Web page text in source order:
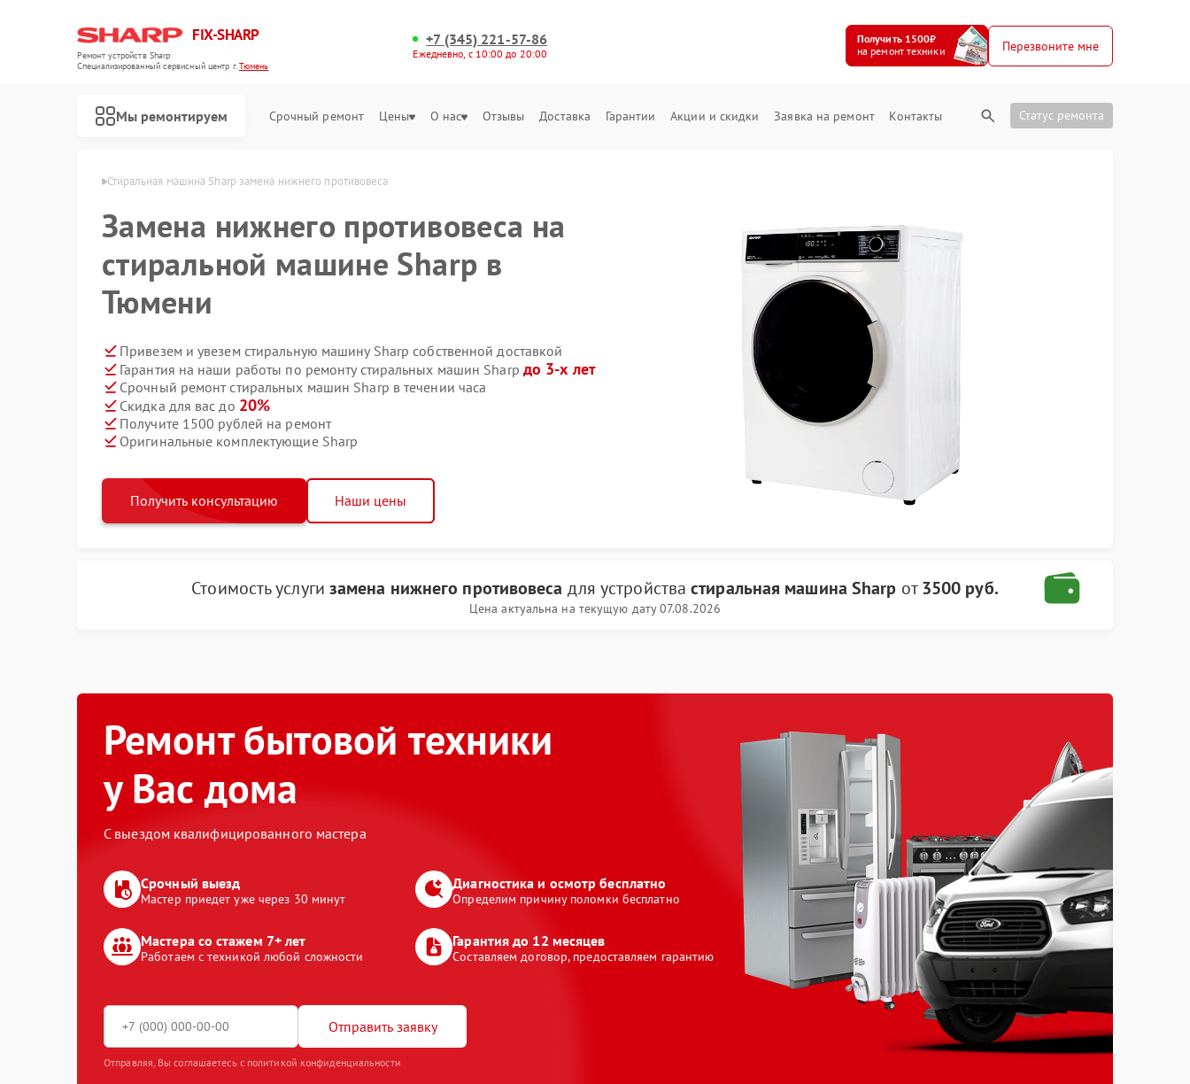
FIX-SHARP
Ремонт устройств Sharp
Специализированный cервисный центр г.Тюмень
+7 (345) 221-57-86
Ежедневно, с 10:00 до 20:00
Получить 1500₽
на ремонт техники
Перезвоните мне
Мы ремонтируем Срочный ремонт Цены О нас Отзывы Доставка Гарантии Акции и скидки Заявка на ремонт Контакты Статус ремонта
Стиральная машина Sharp замена нижнего противовеса
Замена нижнего противовеса на
стиральной машине Sharp в
Тюмени
Привезем и увезем стиральную машину Sharp собственной доставкой
Гарантия на наши работы по ремонту стиральных машин Sharp до 3-х лет
Срочный ремонт стиральных машин Sharp в течении часа
Скидка для вас до 20%
Получите 1500 рублей на ремонт
Оригинальные комплектующие Sharp
Получить консультацию Наши цены
Стоимость услуги замена нижнего противовеса для устройствастиральная машина Sharp от3500 руб.
Цена актуальна на текущую дату 07.08.2026
Ремонт бытовой техники
у Вас дома
С выездом квалифицированного мастера
Срочный выезд
Мастер приедет уже через 30 минут
Диагностика и осмотр бесплатно
Определим причину поломки бесплатно
Мастера со стажем 7+ лет
Работаем с техникой любой сложности
Гарантия до 12 месяцев
Составляем договор, предоставляем гарантию
Отправить заявку
Отправляя, Вы соглашаетесь с политикой конфиденциальности